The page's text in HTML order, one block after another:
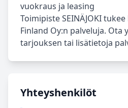
vuokraus ja leasing
Toimipiste SEINÄJOKI
Finland Oy:n palveluja. Ota
tarjouksen tai lisätietoja
Yhteyshenkilöt